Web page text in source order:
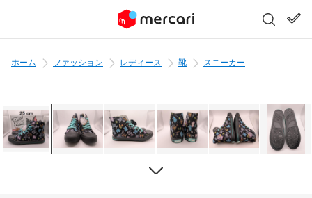
ホーム ファッション レディース 靴 スニーカー